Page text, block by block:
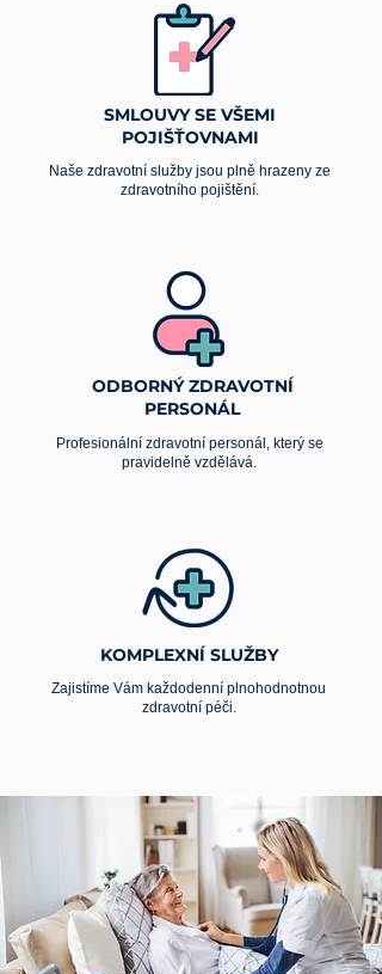
SMLOUVY SE VŠEMI
POJIŠŤOVNAMI
Naše zdravotní služby jsou plně hrazeny ze
zdravotního pojištění.
ODBORNÝ ZDRAVOTNÍ
PERSONÁL
Profesionální zdravotní personál, který se
pravidelně vzdělává.
KOMPLEXNÍ SLUŽBY
Zajistíme Vám každodenní plnohodnotnou
zdravotní péči.